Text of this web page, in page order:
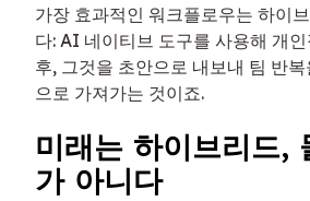
가장 효과적인 워크플로우는 하이
다: AI 네이티브 도구를 사용해 개
후, 그것을 초안으로 내보내 팀 반
으로 가져가는 것이죠.
미래는 하이브리드,
가 아니다